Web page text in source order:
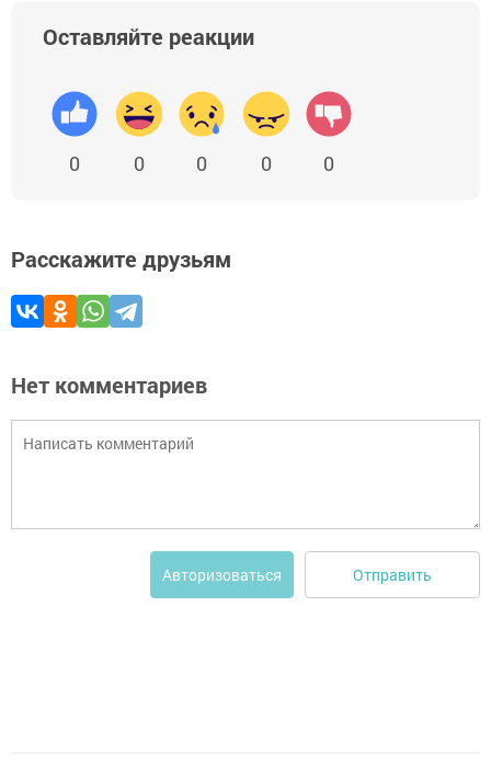
Оставляйте реакции
0 0 0 0 0
Расскажите друзьям
Нет комментариев
Авторизоваться Отправить